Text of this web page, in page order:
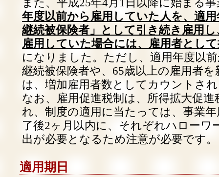
年度以前から雇用していた人を、適
継続被保険者」として引き続き雇用
雇用していた場合には、雇用者とし
になりました。ただし、適用年度以
継続被保険者や、65歳以上の雇用者
は、増加雇用者数としてカウントさ
なお、雇用促進税制は、所得拡大促
れ、制度の適用に当たっては、事業
了後2ヶ月以内に、それぞれハローワ
出が必要となるため注意が必要です。
適用期日